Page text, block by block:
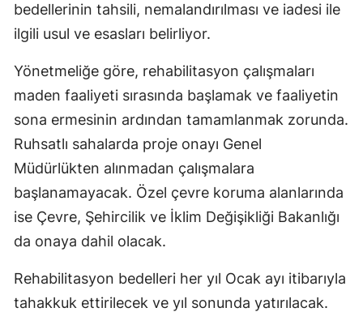
bedellerinin tahsili, nemalandırılması ve iadesi ile
ilgili usul ve esasları belirliyor.
Yönetmeliğe göre, rehabilitasyon çalışmaları
maden faaliyeti sırasında başlamak ve faaliyetin
sona ermesinin ardından tamamlanmak zorunda.
Ruhsatlı sahalarda proje onayı Genel
Müdürlükten alınmadan çalışmalara
başlanamayacak. Özel çevre koruma alanlarında
ise Çevre, Şehircilik ve İklim Değişikliği Bakanlığı
da onaya dahil olacak.
Rehabilitasyon bedelleri her yıl Ocak ayı itibarıyla
tahakkuk ettirilecek ve yıl sonunda yatırılacak.